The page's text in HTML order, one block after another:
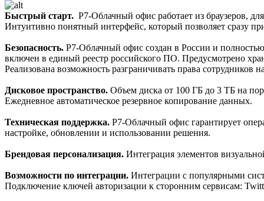
Быстрый старт. Р7-Облачный офис работает из браузеров,
Интуитивно понятный интерфейс, который позволяет сразу
Безопасность. Р7-Облачный офис создан в России и
включен в единый реестр российского ПО. Предусмотрено
Реализована возможность разграничивать права
Дисковое пространство. Объем диска от 100 ГБ до 3 ТБ на
Ежедневное автоматическое резервное копирование данных.
Техническая поддержка. Р7-Облачный офис гарантирует
настройке, обновлении и использовании решения.
Брендовая персонализация. Интеграция элементов
Возможности по интеграции. Интеграции с популярными
Подключение ключей авторизации к сторонним сервисам: